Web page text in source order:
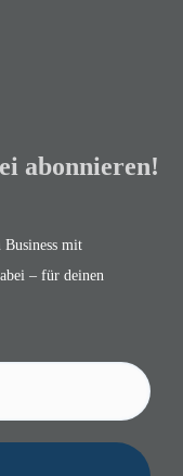
abonnieren!
mit
– für deinen